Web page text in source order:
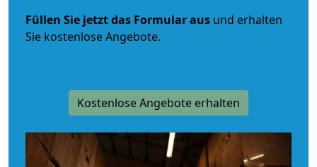
Füllen Sie jetzt das Formular aus und erhalten
Sie kostenlose Angebote.
Kostenlose Angebote erhalten